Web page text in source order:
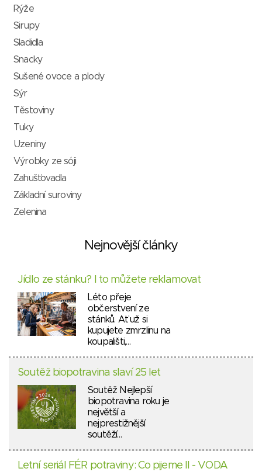
Rýže
Sirupy
Sladidla
Snacky
Sušené ovoce a plody
Sýr
Těstoviny
Tuky
Uzeniny
Výrobky ze sóji
Zahušťovadla
Základní suroviny
Zelenina
Nejnovější články
Jídlo ze stánku? I to můžete reklamovat
Léto přeje
občerstvení ze
stánků. Ať už si
kupujete zmrzlinu na
koupališti,…
Soutěž biopotravina slaví 25 let
Soutěž Nejlepší
biopotravina roku je
největší a
nejprestižnější
soutěží…
Letní seriál FÉR potraviny: Co pijeme II - VODA